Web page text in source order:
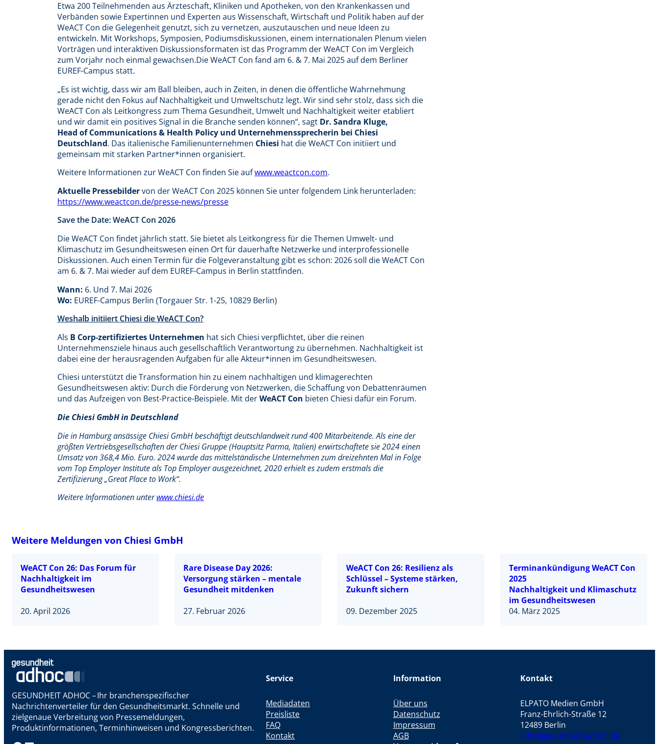
Etwa 200 Teilnehmenden aus Ärzteschaft, Kliniken und Apotheken, von den Krankenkassen und
Verbänden sowie Expertinnen und Experten aus Wissenschaft, Wirtschaft und Politik haben auf der
WeACT Con die Gelegenheit genutzt, sich zu vernetzen, auszutauschen und neue Ideen zu
entwickeln. Mit Workshops, Symposien, Podiumsdiskussionen, einem internationalen Plenum vielen
Vorträgen und interaktiven Diskussionsformaten ist das Programm der WeACT Con im Vergleich
zum Vorjahr noch einmal gewachsen.Die WeACT Con fand am 6. & 7. Mai 2025 auf dem Berliner
EUREF-Campus statt.
„Es ist wichtig, dass wir am Ball bleiben, auch in Zeiten, in denen die öffentliche Wahrnehmung
gerade nicht den Fokus auf Nachhaltigkeit und Umweltschutz legt. Wir sind sehr stolz, dass sich die
WeACT Con als Leitkongress zum Thema Gesundheit, Umwelt und Nachhaltigkeit weiter etabliert
und wir damit ein positives Signal in die Branche senden können“, sagt Dr. Sandra Kluge,
Head of Communications & Health Policy und Unternehmenssprecherin bei Chiesi
Deutschland. Das italienische Familienunternehmen Chiesi hat die WeACT Con initiiert und
gemeinsam mit starken Partner*innen organisiert.
Weitere Informationen zur WeACT Con finden Sie aufwww.weactcon.com.
Aktuelle Pressebildervon der WeACT Con 2025 können Sie unter folgendem Link herunterladen:
https://www.weactcon.de/presse-news/presse
Save the Date: WeACT Con 2026
Die WeACT Con findet jährlich statt. Sie bietet als Leitkongress für die Themen Umwelt- und
Klimaschutz im Gesundheitswesen einen Ort für dauerhafte Netzwerke und interprofessionelle
Diskussionen. Auch einen Termin für die Folgeveranstaltung gibt es schon: 2026 soll die WeACT Con
am 6. & 7. Mai wieder auf dem EUREF-Campus in Berlin stattfinden.
Wann: 6. Und 7. Mai 2026
Wo: EUREF-Campus Berlin (Torgauer Str. 1-25, 10829 Berlin)
Weshalb initiiert Chiesi die WeACT Con?
Als B Corp-zertifiziertes Unternehmen hat sich Chiesi verpflichtet, über die reinen
Unternehmensziele hinaus auch gesellschaftlich Verantwortung zu übernehmen. Nachhaltigkeit ist
dabei eine der herausragenden Aufgaben für alle Akteur*innen im Gesundheitswesen.
Chiesi unterstützt die Transformation hin zu einem nachhaltigen und klimagerechten
Gesundheitswesen aktiv: Durch die Förderung von Netzwerken, die Schaffung von Debattenräumen
und das Aufzeigen von Best-Practice-Beispiele. Mit derWeACT Con bieten Chiesi dafür ein Forum.
Die Chiesi GmbH in Deutschland
Die in Hamburg ansässige Chiesi GmbH beschäftigt deutschlandweit rund 400 Mitarbeitende. Als eine der
größten Vertriebsgesellschaften der Chiesi Gruppe (Hauptsitz Parma, Italien) erwirtschaftete sie 2024 einen
Umsatz von 368,4 Mio. Euro. 2024 wurde das mittelständische Unternehmen zum dreizehnten Mal in Folge
vom Top Employer Institute als Top Employer ausgezeichnet, 2020 erhielt es zudem erstmals die
Zertifizierung „Great Place to Work“.
Weitere Informationen unter www.chiesi.de
Weitere Meldungen von Chiesi GmbH
WeACT Con 26: Das Forum für
Nachhaltigkeit im
Gesundheitswesen
20. April 2026
Rare Disease Day 2026:
Versorgung stärken – mentale
Gesundheit mitdenken
27. Februar 2026
WeACT Con 26: Resilienz als
Schlüssel – Systeme stärken,
Zukunft sichern
09. Dezember 2025
Terminankündigung WeACT Con
2025
Nachhaltigkeit und Klimaschutz
im Gesundheitswesen
04. März 2025
GESUNDHEIT ADHOC – Ihr branchenspezifischer
Nachrichtenverteiler für den Gesundheitsmarkt. Schnelle und
zielgenaue Verbreitung von Pressemeldungen,
Produktinformationen, Terminhinweisen und Kongressberichten.
Service
Mediadaten
Preisliste
FAQ
Kontakt
Information
Über uns
Datenschutz
Impressum
AGB
Kontakt
ELPATO Medien GmbH
Franz-Ehrlich-Straße 12
12489 Berlin
info@gesundheit-adhoc.de